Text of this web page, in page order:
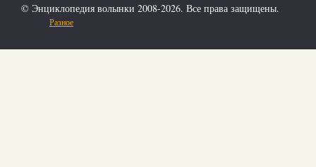
© Энциклопедия волынки 2008-2026. Все права защищены.
Разное